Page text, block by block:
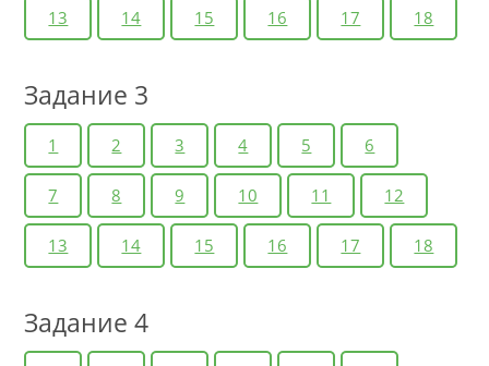
13 14 15 16 17 18
Задание 3
1 2 3 4 5 6
7 8 9 10 11 12
13 14 15 16 17 18
Задание 4